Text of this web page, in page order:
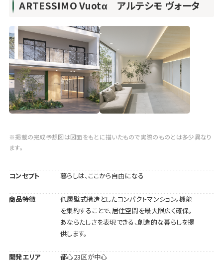
ARTESSIMO Vuotα アルテシモ ヴォータ
※掲載の完成予想図は図面をもとに描いたもので実際のものとは多少異なり
ます。
コンセプト 暮らしは、ここから自由になる
商品特徴
低層壁式構造としたコンパクトマンション。機能
を集約することで、居住空間を最大限広く確保。
あならたしさを表現できる、創造的な暮らしを提
供します。
開発エリア 都心23区が中心